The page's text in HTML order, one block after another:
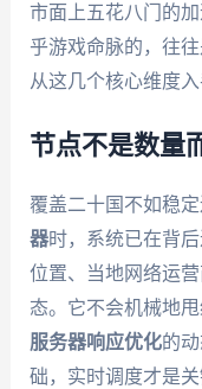
市面上五花八门的
乎游戏命脉的，往
从这几个核心维度入
节点不是数量
覆盖二十国不如稳
器时，系统已在背
位置、当地网络运
态。它不会机械地
服务器响应优化的
础，实时调度才是